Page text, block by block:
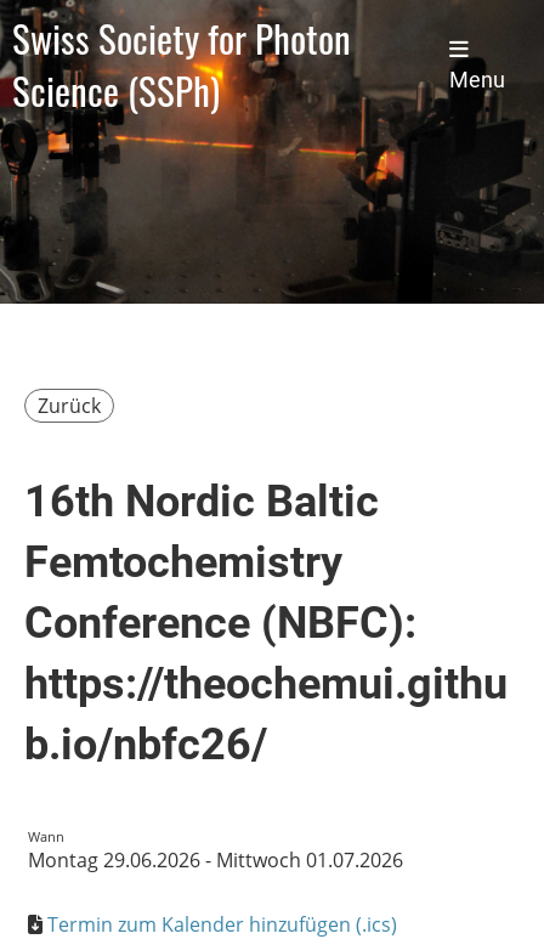
Swiss Society for Photon
Science (SSPh)
Menu
Zurück
16th Nordic Baltic
Femtochemistry
Conference (NBFC):
https://theochemui.githu
b.io/nbfc26/
Wann
Montag 29.06.2026 - Mittwoch 01.07.2026
Termin zum Kalender hinzufügen (.ics)